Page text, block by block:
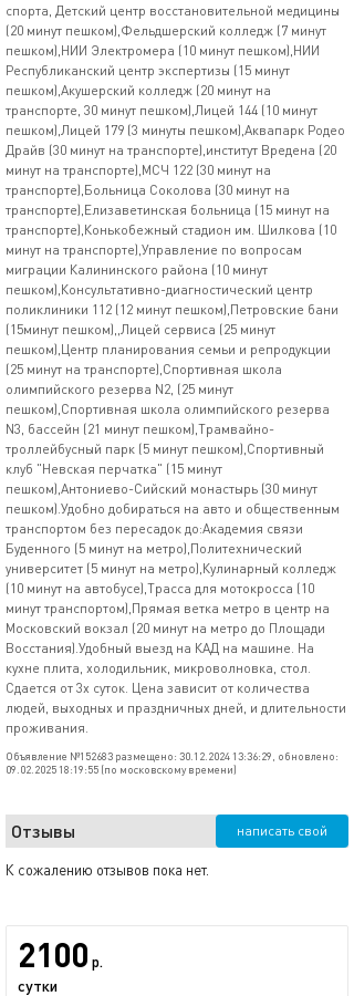
спорта, Детский центр восстановительной медицины
(20 минут пешком),Фельдшерский колледж (7 минут
пешком),НИИ Электромера (10 минут пешком),НИИ
Республиканский центр экспертизы (15 минут
пешком),Акушерский колледж (20 минут на
транспорте, 30 минут пешком),Лицей 144 (10 минут
пешком),Лицей 179 (3 минуты пешком),Аквапарк Родео
Драйв (30 минут на транспорте),институт Вредена (20
минут на транспорте),МСЧ 122 (30 минут на
транспорте),Больница Соколова (30 минут на
транспорте),Елизаветинская больница (15 минут на
транспорте),Конькобежный стадион им. Шилкова (10
минут на транспорте),Управление по вопросам
миграции Калининского района (10 минут
пешком),Консультативно-диагностический центр
поликлиники 112 (12 минут пешком),Петровские бани
(15минут пешком),,Лицей сервиса (25 минут
пешком),Центр планирования семьи и репродукции
(25 минут на транспорте),Спортивная школа
олимпийского резерва N2, (25 минут
пешком),Спортивная школа олимпийского резерва
N3, бассейн (21 минут пешком),Трамвайно-
троллейбусный парк (5 минут пешком),Спортивный
клуб "Невская перчатка" (15 минут
пешком),Антониево-Сийский монастырь (30 минут
пешком).Удобно добираться на авто и общественным
транспортом без пересадок до:Академия связи
Буденного (5 минут на метро),Политехнический
университет (5 минут на метро),Кулинарный колледж
(10 минут на автобусе),Трасса для мотокросса (10
минут транспортом),Прямая ветка метро в центр на
Московский вокзал (20 минут на метро до Площади
Восстания).Удобный выезд на КАД на машине. На
кухне плита, холодильник, микроволновка, стол.
Сдается от 3х суток. Цена зависит от количества
людей, выходных и праздничных дней, и длительности
проживания.
Объявление №152683 размещено: 30.12.2024 13:36:29, обновлено:
09.02.2025 18:19:55 (по московскому времени)
Отзывы написать свой
К сожалению отзывов пока нет.
2100 р.
сутки